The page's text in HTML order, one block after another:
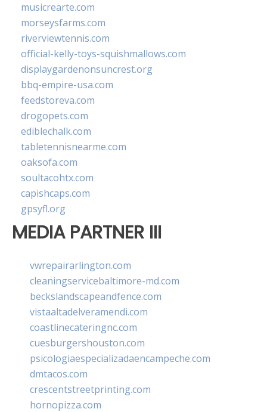
musicrearte.com
morseysfarms.com
riverviewtennis.com
official-kelly-toys-squishmallows.com
displaygardenonsuncrest.org
bbq-empire-usa.com
feedstoreva.com
drogopets.com
ediblechalk.com
tabletennisnearme.com
oaksofa.com
soultacohtx.com
capishcaps.com
gpsyfl.org
MEDIA PARTNER III
vwrepairarlington.com
cleaningservicebaltimore-md.com
beckslandscapeandfence.com
vistaaltadelveramendi.com
coastlinecateringnc.com
cuesburgershouston.com
psicologiaespecializadaencampeche.com
dmtacos.com
crescentstreetprinting.com
hornopizza.com